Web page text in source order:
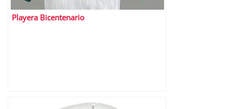
Playera Bicentenario